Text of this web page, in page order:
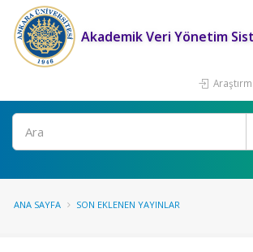
Akademik Veri Yönetim
Ara
ANA SAYFA SON EKLENEN YAYINLAR